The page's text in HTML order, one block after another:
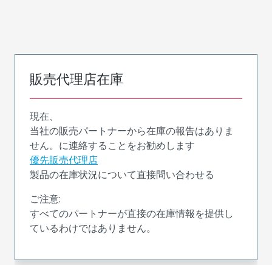
販売代理店在庫
現在、
当社の販売パートナーから在庫の報告はありま
せん。に連絡することをお勧めします
優先販売代理店
製品の在庫状況について直接問い合わせる
ご注意:
すべてのパートナーが直接の在庫情報を提供し
ているわけではありません。